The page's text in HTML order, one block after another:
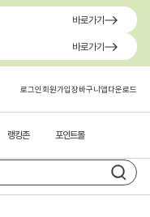
바로가기
바로가기
로그인회원가입장바구니앱다운로드
랭킹존 포인트몰